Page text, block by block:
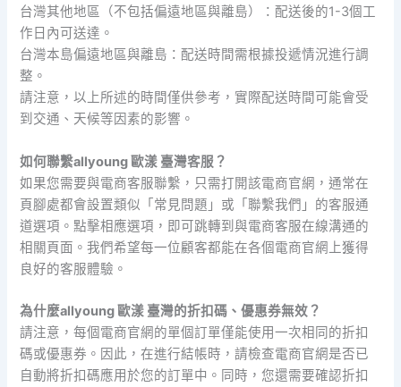
台灣其他地區（不包括偏遠地區與離島）：配送後的1-3個工
作日內可送達。
台灣本島偏遠地區與離島：配送時間需根據投遞情況進行調
整。
請注意，以上所述的時間僅供參考，實際配送時間可能會受
到交通、天候等因素的影響。
如何聯繫allyoung 歐漾 臺灣客服？
如果您需要與電商客服聯繫，只需打開該電商官網，通常在
頁腳處都會設置類似「常見問題」或「聯繫我們」的客服通
道選項。點擊相應選項，即可跳轉到與電商客服在線溝通的
相關頁面。我們希望每一位顧客都能在各個電商官網上獲得
良好的客服體驗。
為什麼allyoung 歐漾 臺灣的折扣碼、優惠券無效？
請注意，每個電商官網的單個訂單僅能使用一次相同的折扣
碼或優惠券。因此，在進行結帳時，請檢查電商官網是否已
自動將折扣碼應用於您的訂單中。同時，您還需要確認折扣